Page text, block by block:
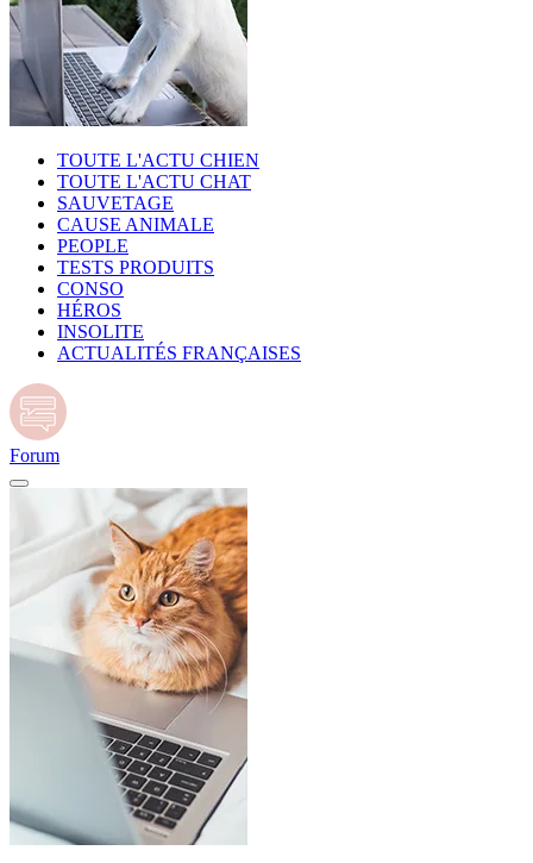
TOUTE L'ACTU CHIEN
TOUTE L'ACTU CHAT
SAUVETAGE
CAUSE ANIMALE
PEOPLE
TESTS PRODUITS
CONSO
HÉROS
INSOLITE
ACTUALITÉS FRANÇAISES
Forum